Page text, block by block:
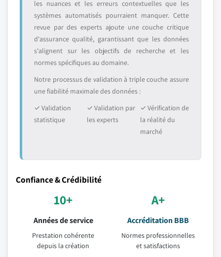
les nuances et les erreurs contextuelles que les
systèmes automatisés pourraient manquer. Cette
revue par des experts ajoute une couche critique
d'assurance qualité, garantissant que les données
s'alignent sur les objectifs de recherche et les
normes spécifiques au domaine.
Notre processus de validation à triple couche assure
une fiabilité maximale des données :
✓ Validation
statistique
✓ Validation par
les experts
✓ Vérification de
la réalité du
marché
Confiance & Crédibilité
10+
Années de service
Prestation cohérente
depuis la création
A+
Accréditation BBB
Normes professionnelles
et satisfactions